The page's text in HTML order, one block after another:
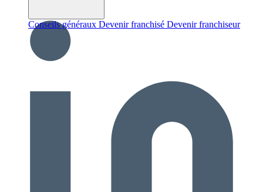
Conseils généraux Devenir franchisé Devenir franchiseur